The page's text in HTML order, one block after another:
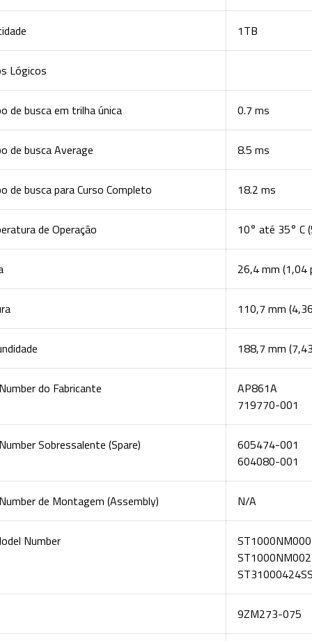
1TB
Lógicos
de busca em trilha única 0.7 ms
de busca Average 8.5 ms
de busca para Curso Completo 18.2 ms
de Operação 10° até 35° C
26,4 mm (1,04
110,7 mm
188,7 mm
do Fabricante
AP861A
719770-001
Sobressalente (Spare)
605474-001
604080-001
de Montagem (Assembly) N/A
Number
9ZM273-075